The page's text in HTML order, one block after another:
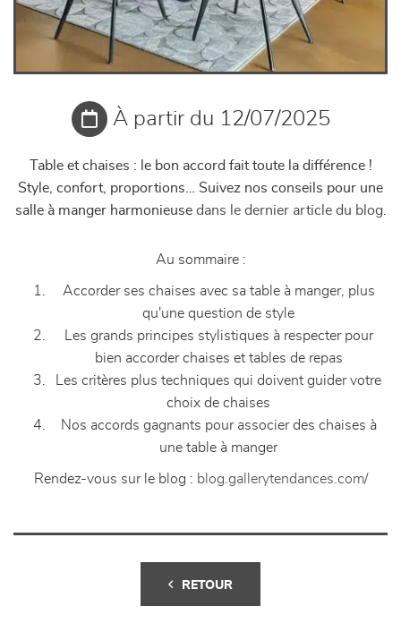
À partir du 12/07/2025
Table et chaises : le bon accord fait toute la différence !
Style, confort, proportions… Suivez nos conseils pour une
salle à manger harmonieuse dans le dernier article du blog.
Au sommaire :
Accorder ses chaises avec sa table à manger, plus
qu'une question de style
Les grands principes stylistiques à respecter pour
bien accorder chaises et tables de repas
Les critères plus techniques qui doivent guider votre
choix de chaises
Nos accords gagnants pour associer des chaises à
une table à manger
Rendez-vous sur le blog : blog.gallerytendances.com/
RETOUR